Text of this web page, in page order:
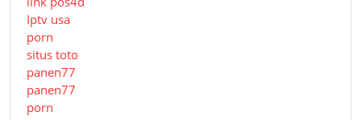
Iptv usa
porn
situs toto
panen77
panen77
porn